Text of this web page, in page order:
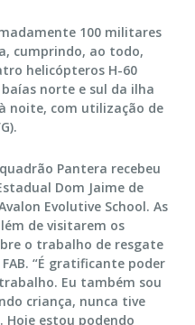
100 militares
cumprindo, ao todo,
helicópteros H-60
norte e sul da ilha
noite, com utilização de
Pantera recebeu
Dom Jaime de
Evolutive School. As
de visitarem os
o trabalho de resgate
“É gratificante poder
Eu também sou
criança, nunca tive
estou podendo